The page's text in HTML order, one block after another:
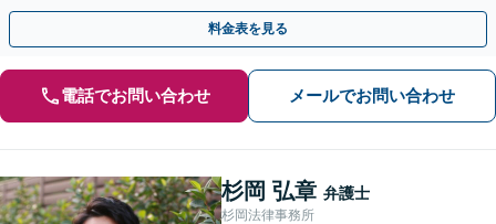
料金表を見る
電話でお問い合わせ メールでお問い合わせ
杉岡 弘章 弁護士
杉岡法律事務所